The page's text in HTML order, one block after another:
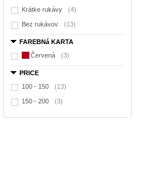
Krátke rukávy
(4)
Bez rukávov (13)
FAREBNá KARTA
Červená
(3)
PRICE
100 - 150
(13)
150 - 200 (3)